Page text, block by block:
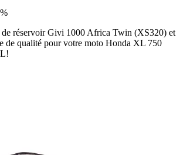
de réservoir Givi 1000 Africa Twin (XS320) et
de qualité pour votre moto Honda XL 750